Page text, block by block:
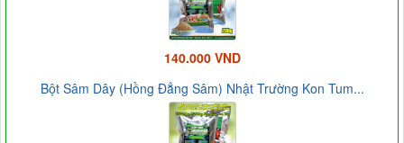
140.000 VND
Bột Sâm Dây (Hồng Đẳng Sâm) Nhật Trường Kon Tum...